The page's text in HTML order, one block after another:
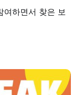
하면서 찾은 보